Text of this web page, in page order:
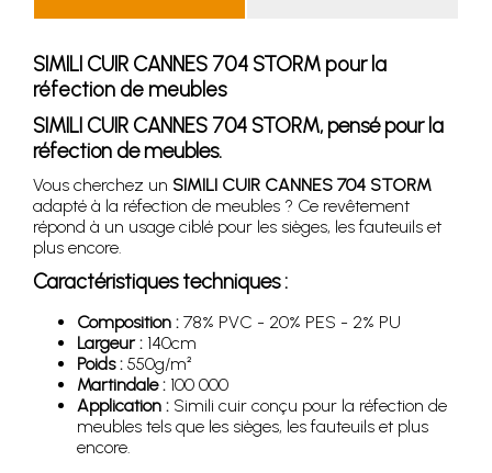
SIMILI CUIR CANNES 704 STORM pour la
réfection de meubles
SIMILI CUIR CANNES 704 STORM, pensé pour la
réfection de meubles.
Vous cherchez un SIMILI CUIR CANNES 704 STORM
adapté à la réfection de meubles ? Ce revêtement
répond à un usage ciblé pour les sièges, les fauteuils et
plus encore.
Caractéristiques techniques :
Composition : 78% PVC - 20% PES - 2% PU
Largeur : 140cm
Poids : 550g/m²
Martindale : 100 000
Application : Simili cuir conçu pour la réfection de
meubles tels que les sièges, les fauteuils et plus
encore.